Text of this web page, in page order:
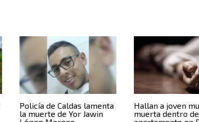
Policía de Caldas lamenta
la muerte de Yor Jawin
Hallan a joven
muerta dentro